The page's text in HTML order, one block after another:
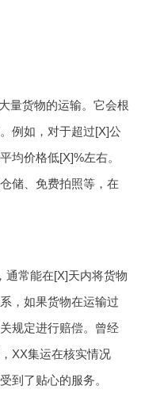
量货物的运输。它会根
例如，对于超过[X]公
均价格低[X]%左右。
储、免费拍照等，在
通常能在[X]天内将货物
，如果货物在运输过
规定进行赔偿。曾经
XX集运在核实情况
到了贴心的服务。